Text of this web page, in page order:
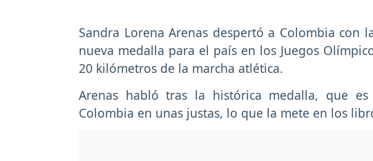
Sandra Lorena Arenas despertó a Colombia con
nueva medalla para el país en los Juegos
20 kilómetros de la marcha atlética.
Arenas habló tras la histórica medalla, que
Colombia en unas justas, lo que la mete en los